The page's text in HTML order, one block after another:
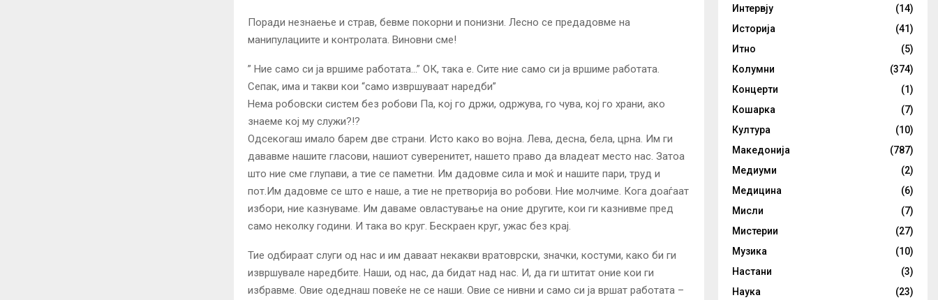
Поради незнаење и страв, бевме покорни и понизни. Лесно се предадовме на
манипулациите и контролата. Виновни сме!
” Ние само си ја вршиме работата…” ОК, така е. Сите ние само си ја вршиме работата.
Сепак, има и такви кои “само извршуваат наредби”
Нема робовски систем без робови Па, кој го држи, одржува, го чува, кој го храни, ако
знаеме кој му служи?!?
Одсекогаш имало барем две страни. Исто како во војна. Лева, десна, бела, црна. Им ги
дававме нашите гласови, нашиот суверенитет, нашето право да владеат место нас. Затоа
што ние сме глупави, а тие се паметни. Им дадовме сила и моќ и нашите пари, труд и
пот.Им дадовме се што е наше, а тие не претворија во робови. Ние молчиме. Кога доаѓаат
избори, ние казнуваме. Им даваме овластување на оние другите, кои ги казнивме пред
само неколку години. И така во круг. Бескраен круг, ужас без крај.
Тие одбираат слуги од нас и им даваат некакви вратоврски, значки, костуми, како би ги
извршувале наредбите. Наши, од нас, да бидат над нас. И, да ги штитат оние кои ги
избравме. Овие одеднаш повеќе не се наши. Овие се нивни и само си ја вршат работата –
Интервју
(14)
Историја
(41)
Итно
(5)
Колумни
(374)
Концерти
(1)
Кошарка
(7)
Култура
(10)
Македонија
(787)
Медиуми
(2)
Медицина
(6)
Мисли
(7)
Мистерии
(27)
Музика
(10)
Настани
(3)
Наука
(23)